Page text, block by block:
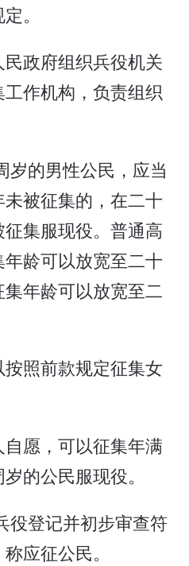
。
政府组织兵役机关
作机构，负责组织
岁的男性公民，应当
被征集的，在二十
集服现役。普通高
龄可以放宽至二十
年龄可以放宽至二
照前款规定征集女
愿，可以征集年满
的公民服现役。
役登记并初步审查符
应征公民。